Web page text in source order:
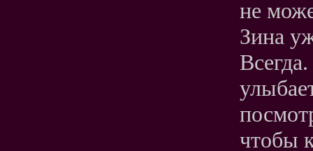
не
Зина
чтобы